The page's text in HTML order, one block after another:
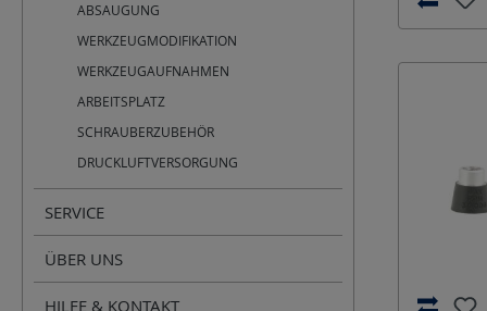
ABSAUGUNG
WERKZEUGMODIFIKATION
WERKZEUGAUFNAHMEN
ARBEITSPLATZ
SCHRAUBERZUBEHÖR
DRUCKLUFTVERSORGUNG
SERVICE
ÜBER UNS
HILFE & KONTAKT